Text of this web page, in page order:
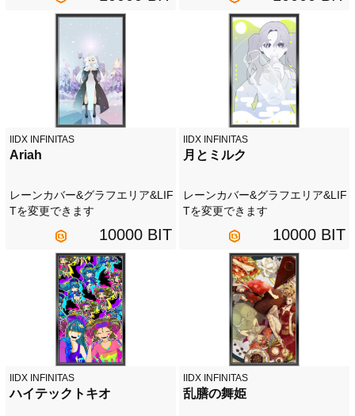
IIDX INFINITAS
Ariah
レーンカバー&グラフエリア&LIF
Tを変更できます
10000 BIT
IIDX INFINITAS
月とミルク
レーンカバー&グラフエリア&LIF
Tを変更できます
10000 BIT
IIDX INFINITAS
ハイテックトキオ
IIDX INFINITAS
乱膳の舞姫